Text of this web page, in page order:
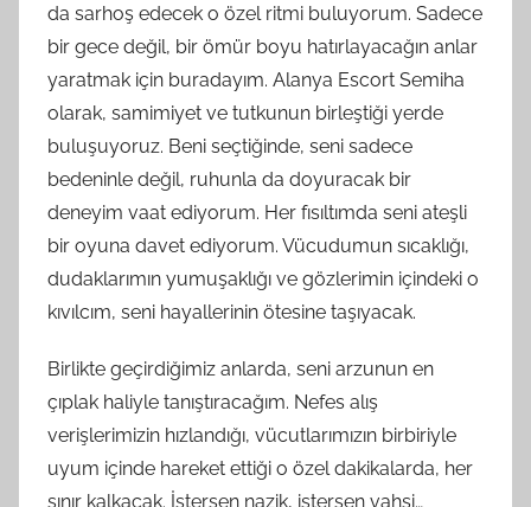
da sarhoş edecek o özel ritmi buluyorum. Sadece
bir gece değil, bir ömür boyu hatırlayacağın anlar
yaratmak için buradayım. Alanya Escort Semiha
olarak, samimiyet ve tutkunun birleştiği yerde
buluşuyoruz. Beni seçtiğinde, seni sadece
bedeninle değil, ruhunla da doyuracak bir
deneyim vaat ediyorum. Her fısıltımda seni ateşli
bir oyuna davet ediyorum. Vücudumun sıcaklığı,
dudaklarımın yumuşaklığı ve gözlerimin içindeki o
kıvılcım, seni hayallerinin ötesine taşıyacak.
Birlikte geçirdiğimiz anlarda, seni arzunun en
çıplak haliyle tanıştıracağım. Nefes alış
verişlerimizin hızlandığı, vücutlarımızın birbiriyle
uyum içinde hareket ettiği o özel dakikalarda, her
sınır kalkacak. İstersen nazik, istersen vahşi…